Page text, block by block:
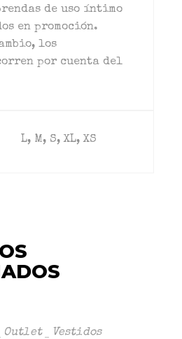
de uso íntimo
en promoción.
los
por cuenta del
L, M, S, XL, XS
Outlet Vestidos